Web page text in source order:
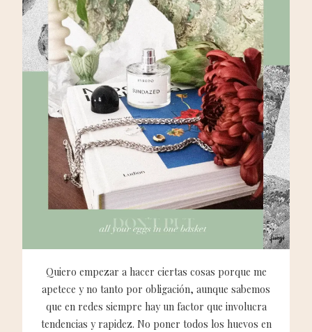
Quiero empezar a hacer ciertas cosas porque me
apetece y no tanto por obligación, aunque sabemos
que en redes siempre hay un factor que involucra
tendencias y rapidez. No poner todos los huevos en